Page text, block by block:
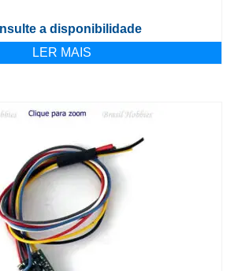
a disponibilidade
LER MAIS